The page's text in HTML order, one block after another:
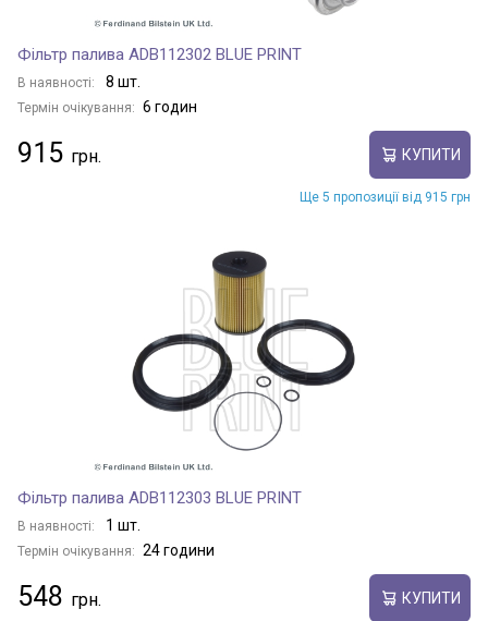
Фільтр палива ADB112302 BLUE PRINT
В наявності: 8 шт.
Термін очікування: 6 годин
915 КУПИТИ
Ще 5 пропозиції від 915 грн
Фільтр палива ADB112303 BLUE PRINT
В наявності: 1 шт.
Термін очікування: 24 години
548 КУПИТИ